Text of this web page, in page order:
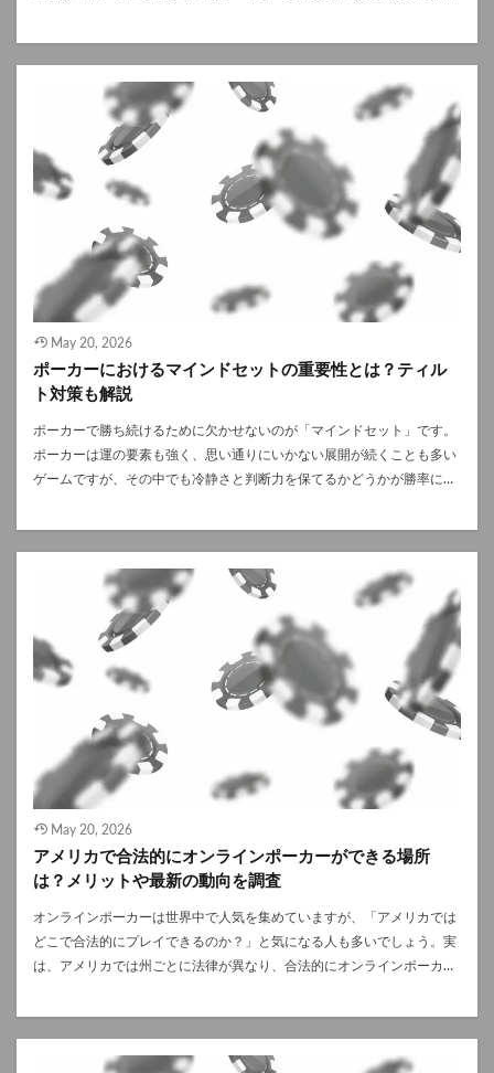
んな状況においても自分の感情を完璧にコントロールをして、常に冷静
な判断ができなければなりません。 3.高い観察力で相手のクセ（プロフ
ァイル）を見抜ける 強いプレイヤーは、自分がゲームに参加していない
時（フォールドした後）も決してスマホを見て時間を潰したりせず、常
に銅鐸している他のプレイヤーを観察しています。 このような情報を集
め、いざその相手と対峙したときに「いかに相手の弱点を突く戦略を選
択できるか」を瞬時に組み立てるための材料にします。 4.忍耐強さと規
律を持っている ポーカーというゲームの性質上、勝負の8割は「フォー
ルド（降りる）」ことだと言われています。ポーカーが強い人というの
は、勝てそうにないハンドで無理に粘らずにじっと工期が来るのを待つ
ことができる忍耐力を持っています。 テーブルに座っているほとんどの
ーに向いているMBTI（性格診断）は？ 心理戦や数学的アプローチ、そ
して高いレベルの自己管理が求められるポーカーは、実は「性格タイプ
（MBTI）」によって向き不向きが出やすいゲームでもあります。 ここ
では、どんなタイプの性格が、ポーカーに向いているのかご紹介します
ので参考にどうぞ。 確率と戦略「INTJ（建築家）」 物事を長期的な視
ます。 論理的分析「INTP（論理学者）」 論理的分析が得意なINTPタイ
プは、ポーカーの戦略で非常に重要な「GTO（ゲーム理論最適戦略）」
を高いレベルで理解することができるでしょう。ただし、感情のコント
ロールが課題になることも多いのが特徴です。 冷静沈着でリアリスト
「ISTP（巨匠）」 冷静でプレッシャーにも強いISTPタイプは、スリルや
プレッシャーに異常に強く、危機的状況に陥ってもパニックになりませ
ん。事実を冷静に観察し、瞬時に最適な判断を下せるリアルタイムの適
応力が非常に高い特徴があります。プロのポーカープレイヤーに多いタ
イプです。 圧倒的な行動力「ESTP（起業家）」 行動力が高くリスクを
取ることを恐れないESTPタイプも、非常にポーカーに向いていると言え
続け、場を支配する事に長けています。特にライブポーカーのテーブル
で真価を発揮するタイプです。 ポーカーが強くなるための秘訣とは ポ
ーカーが強い人の特徴はわかりましたが、具体的にはどうすれば強くな
れるのでしょうか。ここではすぐに実践できる秘訣をいくつか解説しま
す。 期待値（EV）を考える癖をつける 「勝ったから良いプレイだっ
た」という結果論でプレイを評価するのはやめましょう。大事なのは、
をしましょう。 「タイト・アグレッシブ」を徹底する 今すぐ実践でき
では、歴史に残る名シーン5選を振り返りながら、WSOPの賞金の進化
と歴代最高額について詳しく解説します。 WSOPメインイベントとは？
賞金が特別な理由 WSOP（ワールドシリーズオブポーカー）は1970年
にラスベガスで始まった、最も歴史あるライブポーカートーナメントで
す。その中でもメインイベントは、ノーリミット・テキサスホールデム
形式で行われ、優勝者にはブレスレットと莫大なWSOPの賞金が授与さ
れます。 参加費は一律1万ドルですが、参加人数の増加によりWSOPの
賞金総額は年々拡大しています。近年では、優勝するだけで人生が一変
するほどのWSOPの賞金を獲得できるため、プロ・アマ問わず多くのプ
レイヤーが挑戦しています。 名シーン① マネーメーカー効果が生んだ
奇跡の優勝2003年大会 2003年のWSOPメインイベントは、ポーカー史
における転換点です。オンライン予選から勝ち上がったクリス・マネー
WSOPの賞金は爆発的に増加しました。現在まで語り継がれる象徴的な
名シーンです。 名シーン② 史上最多参加者を記録した2006年大会
2006年のWSOPメインイベントは、当時の史上最多となる8773人が参
加し、WSOPの賞金の規模も過去最大となりました。 ジェイミー・ゴー
ルドが優勝し、単独優勝賞金としては長年破られない記録となりまし
大会 2019年大会では、8596人が参加し、WSOPの賞金総額は約8050万
ドルに到達しました。ファイナルテーブルには実力派が揃い、歴代でも
屈指の激戦と評価されています。 ホセイン・エンサンは55歳で優勝
し、WSOPメインイベント史上最年長王者の一人となりました。 年齢に
関係なく勝てることを示した象徴的な大会です。 名シーン④ コロナ禍
を乗り越えた2022年大会 2022年のWSOPメインイベントは、パンデミ
ック後の完全復活を象徴する大会でした。参加者は8663人、賞金総額は
8000万ドル超と、WSOPの賞金は再び高水準へ戻ります。 ノルウェー
出身のエスペン・ヨルスタッドが優勝し、1000万ドルを獲得。この年に
２個目のブレスレットを手にする快挙も達成しました。 名シーン⑤史上
最大のWSOPの賞金が誕生した2023年 2023年大会では、ついに参加者
WSOPメインイベント王者として名を刻みました。ファイナルテーブル
の多くがミリオネアとなり、WSOPの賞金のスケールを世界に示しまし
た。 歴代WSOPメインイベント最高賞金ランキング WSOPの賞金の推
移を見ることで、ポーカー界の成長がよく分かります。 近年はオンライ
ン予選の普及により参加者が安定して多く、WSOPの賞金も高水準を維
プロプレイヤーが職業として成立し、戦略研究やメンタル管理の重要性
も広く認知されるようになっています。 また、オンラインとライブの垣
May 20, 2026
ポーカーにおけるマインドセットの重要性とは？ティル
ト対策も解説
ポーカーで勝ち続けるために欠かせないのが「マインドセット」です。
ポーカーは運の要素も強く、思い通りにいかない展開が続くことも多い
ゲームですが、その中でも冷静さと判断力を保てるかどうかが勝率に直
プレイヤーが陥りやすい心理的な罠、そしてティルト対策を中心とした
ポーカーのメンタル強化法について詳しく解説します。 ポーカーにおけ
るマインドセットが重要な理由 ポーカーは技術・経験・戦略が結果に影
響するゲームですが、それ以上にメンタルがプレイの質を左右します。
どれだけ知識を持っていても、焦りや怒りに支配されれば正しい判断は
できません。例えば、連敗によって冷静さを失った状態では、普段なら
フォールドできる場面でも無理に参加してしまいがちです。 メンタルが
ポーカーの判断精度に与える影響 メンタルが乱れると以下のような影響
が出ます。 特にトーナメントでは、プレッシャーや緊張の影響が大き
く、メンタルが安定していないと本来の力を発揮できません。 よくある
ポーカーでのメンタルの崩れ方とその特徴 ポーカープレイヤーがよく陥
りやすい典型的な心理パターンを理解することは、ティルトを防ぐうえ
フロップで引かれるなどのバッドビートは誰でも経験しますが、ここで
感情的になるとプレイが乱れ、さらに損失を広げてしまいます。 連敗に
よる過剰な恐れ ポーカーで負けが続くと「また負けるのでは」という恐
怖が判断を曇らせます。 こうした防御的なプレイは長期的に見ると大き
なマイナスになります。 勝っている時の油断 勝っている時は心理的に
です。 ティルト対策に効果的なポーカーのメンタルトレーニング法 ポ
ーカープレイ時のメンタルの安定は「感情を無理やり抑える」のではな
May 20, 2026
アメリカで合法的にオンラインポーカーができる場所
は？メリットや最新の動向を調査
オンラインポーカーは世界中で人気を集めていますが、「アメリカでは
どこで合法的にプレイできるのか？」と気になる人も多いでしょう。実
は、アメリカでは州ごとに法律が異なり、合法的にオンラインポーカー
ーの合法州や人気のオンラインサイト、さらにカジノでのポーカー事情
について詳しく解説します。 アメリカでオンラインポーカーが合法な州
とは？ アメリカでは、連邦法ではなく州ごとの規制によってオンライン